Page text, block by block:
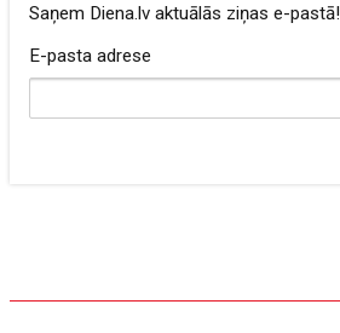
Saņem Diena.lv aktuālās ziņas e-pastā!
E-pasta adrese